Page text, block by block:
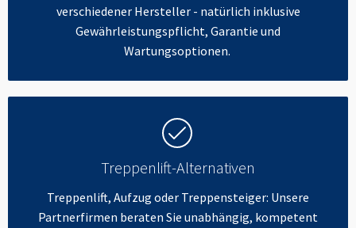
verschiedener Hersteller - natürlich inklusive
Gewährleistungspflicht, Garantie und
Wartungsoptionen.
Treppenlift-Alternativen
Treppenlift, Aufzug oder Treppensteiger: Unsere
Partnerfirmen beraten Sie unabhängig, kompetent